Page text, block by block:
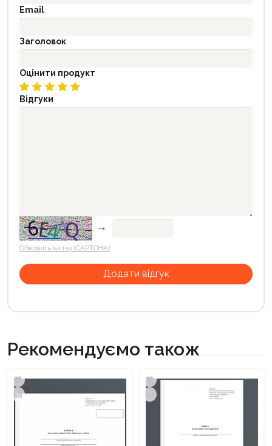
Email
Заголовок
Оцінити продукт
Відгуки
→
Обновить капчу (CAPTCHA)
Рекомендуємо також